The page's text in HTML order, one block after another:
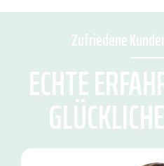
Zufriedene
ECHTE